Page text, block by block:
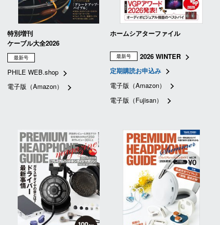
特別増刊
ケーブル大全2026
最新号
PHILE WEB.shop
電子版（Amazon）
ホームシアターファイル
最新号
2026 WINTER
定期購読お申込み
電子版（Amazon）
電子版（Fujisan）